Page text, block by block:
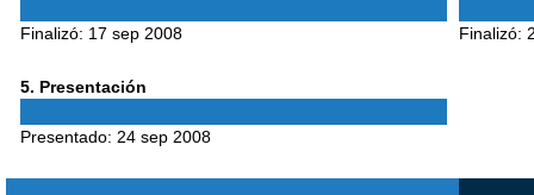
Finalizó: 17 sep 2008 Finalizó:
5Phase
. Presentación
Presentado: 24 sep 2008